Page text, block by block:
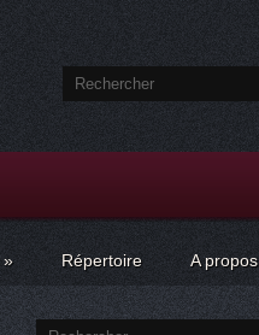
» Répertoire A propos